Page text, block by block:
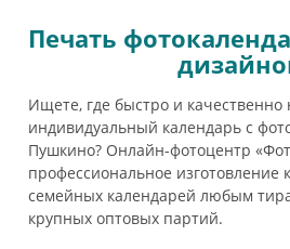
Печать
Ищете, где быстро и качественно
индивидуальный календарь с
Пушкино? Онлайн-фотоцентр
профессиональное изготовление
семейных календарей любым
крупных оптовых партий.